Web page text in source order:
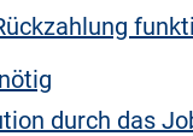
durch das